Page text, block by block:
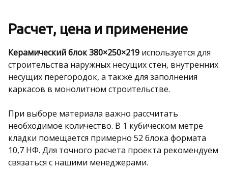
Расчет, цена и применение
Керамический блок 380×250×219 используется для
строительства наружных несущих стен, внутренних
несущих перегородок, а также для заполнения
каркасов в монолитном строительстве.
При выборе материала важно рассчитать
необходимое количество. В 1 кубическом метре
кладки помещается примерно 52 блока формата
10,7 НФ. Для точного расчета проекта рекомендуем
связаться с нашими менеджерами.